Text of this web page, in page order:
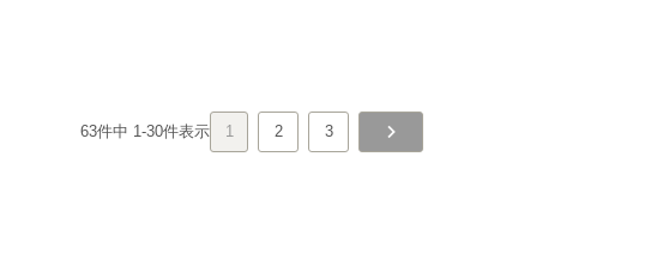
63件中 1-30件表示 1 2 3